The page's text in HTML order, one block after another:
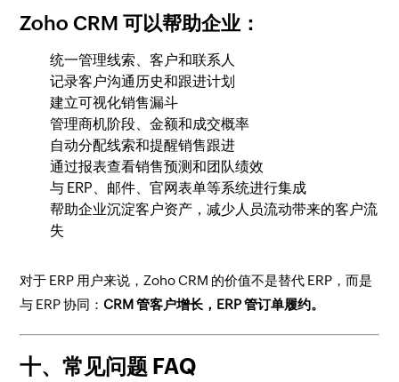
Zoho CRM 可以帮助企业：
统一管理线索、客户和联系人
记录客户沟通历史和跟进计划
建立可视化销售漏斗
管理商机阶段、金额和成交概率
自动分配线索和提醒销售跟进
通过报表查看销售预测和团队绩效
与 ERP、邮件、官网表单等系统进行集成
帮助企业沉淀客户资产，减少人员流动带来的客户流
失
对于 ERP 用户来说，Zoho CRM 的价值不是替代 ERP，而是
与 ERP 协同：CRM 管客户增长，ERP 管订单履约。
十、常见问题 FAQ